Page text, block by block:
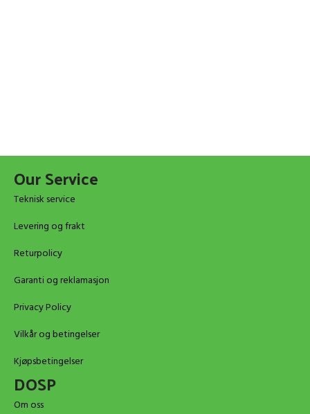
Our Service
Teknisk service
Levering og frakt
Returpolicy
Garanti og reklamasjon
Privacy Policy
Vilkår og betingelser
Kjøpsbetingelser
DOSP
Om oss